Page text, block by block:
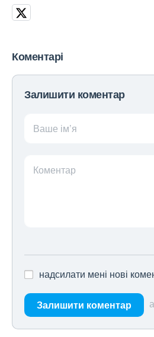
Коментарі
Залишити коментар
Ваше ім’я
Коментар
надсилати мені нові
Залишити коментар